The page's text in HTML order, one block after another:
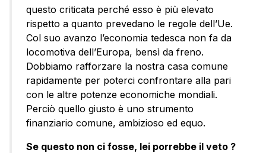
questo criticata perché esso è più elevato
rispetto a quanto prevedano le regole dell’Ue.
Col suo avanzo l’economia tedesca non fa da
locomotiva dell’Europa, bensì da freno.
Dobbiamo rafforzare la nostra casa comune
rapidamente per poterci confrontare alla pari
con le altre potenze economiche mondiali.
Perciò quello giusto è uno strumento
finanziario comune, ambizioso ed equo.
Se questo non ci fosse, lei porrebbe il veto ?